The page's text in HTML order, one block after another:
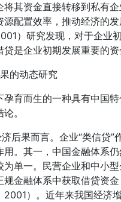
其资金直接转移到私有
源配置效率，推动经济的
）研究发现，对于企业
是企业初期发展重要的资
的动态研究
育而生的一种具有中国
。
后果而言。企业“类信贷
。其一，中国金融体系
单一。民营企业和中小
金融体系中获取借贷资
2001）。近年来我国经济